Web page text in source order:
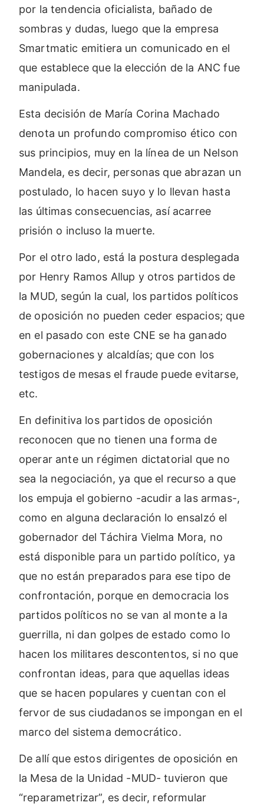
por la tendencia oficialista, bañado de
sombras y dudas, luego que la empresa
Smartmatic emitiera un comunicado en el
que establece que la elección de la ANC fue
manipulada.
Esta decisión de María Corina Machado
denota un profundo compromiso ético con
sus principios, muy en la línea de un Nelson
Mandela, es decir, personas que abrazan un
postulado, lo hacen suyo y lo llevan hasta
las últimas consecuencias, así acarree
prisión o incluso la muerte.
Por el otro lado, está la postura desplegada
por Henry Ramos Allup y otros partidos de
la MUD, según la cual, los partidos políticos
de oposición no pueden ceder espacios; que
en el pasado con este CNE se ha ganado
gobernaciones y alcaldías; que con los
testigos de mesas el fraude puede evitarse,
etc.
En definitiva los partidos de oposición
reconocen que no tienen una forma de
operar ante un régimen dictatorial que no
sea la negociación, ya que el recurso a que
los empuja el gobierno -acudir a las armas-,
como en alguna declaración lo ensalzó el
gobernador del Táchira Vielma Mora, no
está disponible para un partido político, ya
que no están preparados para ese tipo de
confrontación, porque en democracia los
partidos políticos no se van al monte a la
guerrilla, ni dan golpes de estado como lo
hacen los militares descontentos, si no que
confrontan ideas, para que aquellas ideas
que se hacen populares y cuentan con el
fervor de sus ciudadanos se impongan en el
marco del sistema democrático.
De allí que estos dirigentes de oposición en
la Mesa de la Unidad -MUD- tuvieron que
“reparametrizar”, es decir, reformular